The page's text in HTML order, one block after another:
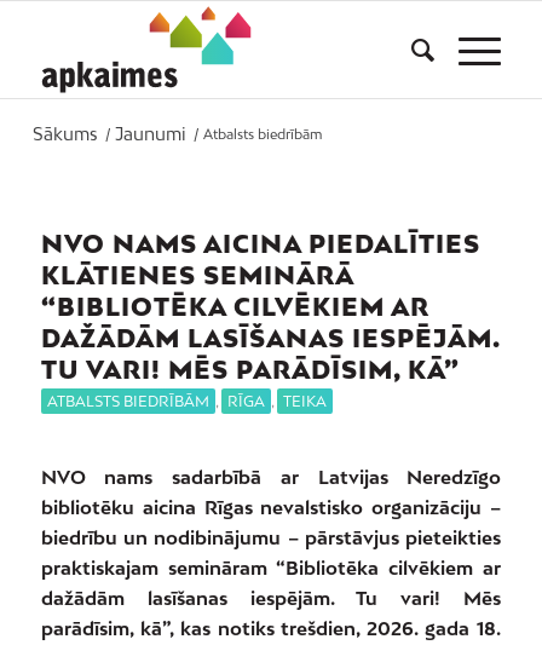
Sākums / Jaunumi / Atbalsts biedrībām
NVO NAMS AICINA PIEDALĪTIES
KLĀTIENES SEMINĀRĀ
“BIBLIOTĒKA CILVĒKIEM AR
DAŽĀDĀM LASĪŠANAS IESPĒJĀM.
TU VARI! MĒS PARĀDĪSIM, KĀ”
ATBALSTS BIEDRĪBĀM , RĪGA , TEIKA
NVO nams sadarbībā ar Latvijas Neredzīgo
bibliotēku aicina Rīgas nevalstisko organizāciju –
biedrību un nodibinājumu – pārstāvjus pieteikties
praktiskajam semināram “Bibliotēka cilvēkiem ar
dažādām lasīšanas iespējām. Tu vari! Mēs
parādīsim, kā”, kas notiks trešdien, 2026. gada 18.